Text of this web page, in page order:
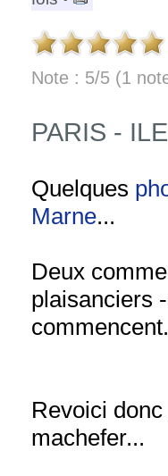
Note : 5/5 (1
PARIS -
Quelques
Marne...
Deux
plaisanciers
Revoici donc
machefer...